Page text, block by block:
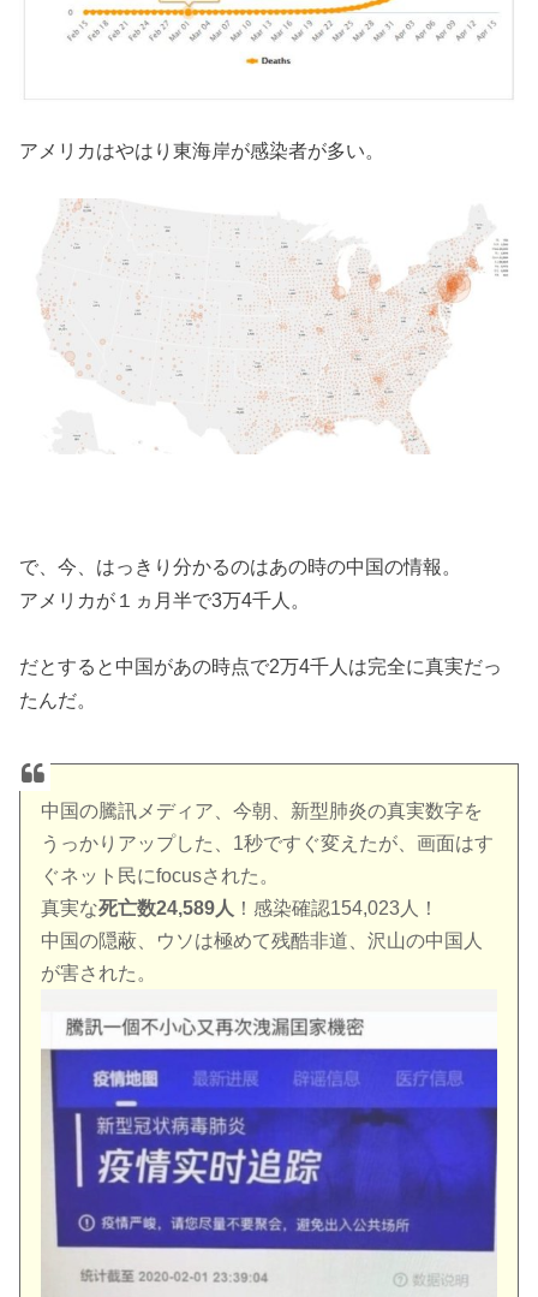
アメリカはやはり東海岸が感染者が多い。
で、今、はっきり分かるのはあの時の中国の情報。
アメリカが１ヵ月半で3万4千人。
だとすると中国があの時点で2万4千人は完全に真実だっ
たんだ。
中国の騰訊メディア、今朝、新型肺炎の真実数字を
うっかりアップした、1秒ですぐ変えたが、画面はす
ぐネット民にfocusされた。
真実な死亡数24,589人 ！感染確認154,023人！
中国の隠蔽、ウソは極めて残酷非道、沢山の中国人
が害された。